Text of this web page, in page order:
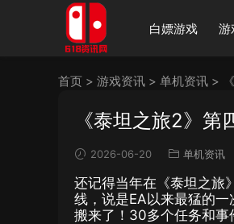
白嫖游戏 游
首页 > 游戏资讯 > 单机资讯 >
《泰坦之旅2》第
2026-06-20 单机资讯
还记得当年在《泰坦之旅
线，说是EA以来最猛的
搬来了！30多个任务和事